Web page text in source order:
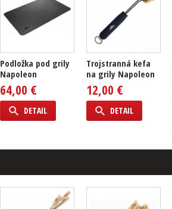
Podložka pod grily
Napoleon
64,00 €
DETAIL
Trojstranná kefa
na grily Napoleon
12,00 €
DETAIL